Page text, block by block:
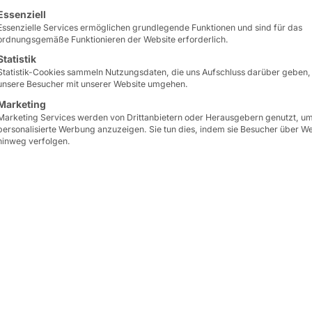
die
für Küchen- und
in Krankenhäusern und
Digitalisierung
Ziel ist es, Essensbestellungen effizienter zu
eine Liste der Service-Gruppen, für die eine
Services ermöglichen grundlegende Funktionen und sind für das
Funktionieren der Website erforderlich.
Cookies sammeln Nutzungsdaten, die uns Aufschluss darüber
Besucher mit unserer Website umgehen.
Services werden von Drittanbietern oder Herausgebern genutzt, um
Werbung anzuzeigen. Sie tun dies, indem sie Besucher über
verfolgen.